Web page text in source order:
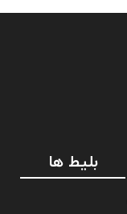
بلیط ها